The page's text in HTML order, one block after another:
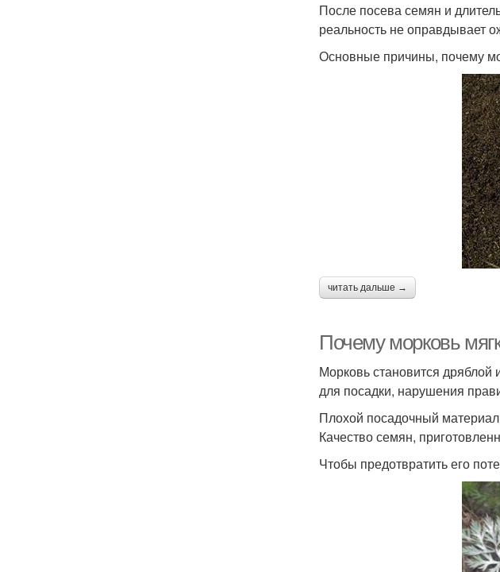
После посева семян и
реальность не оправдывает
Основные причины, почему
читать дальше →
Почему морковь
Морковь становится дряблой
для посадки, нарушения
Плохой посадочный материал
Качество семян,
Чтобы предотвратить его